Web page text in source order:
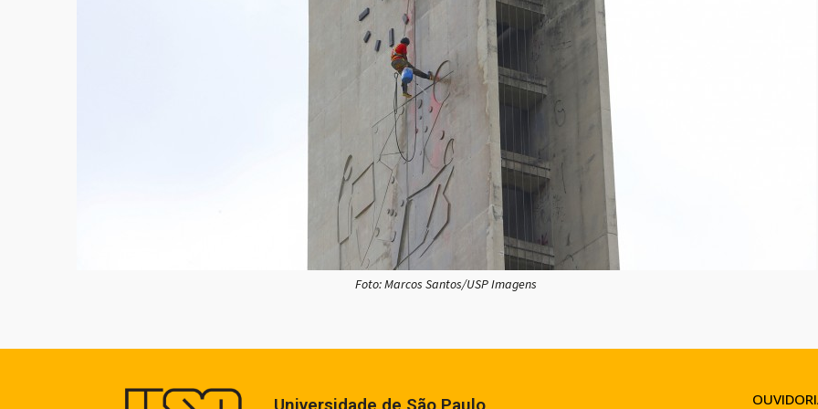
Foto: Marcos Santos/USP Imagens